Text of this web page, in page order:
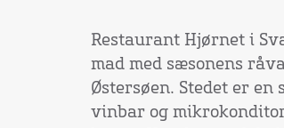
Restaurant Hjørnet i
mad med sæsonens
Østersøen. Stedet er
vinbar og